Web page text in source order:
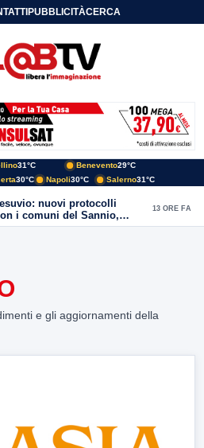
PUBBLICITÀCERCA
31°C Benevento29°C
30°C Napoli30°C Salerno31°C
nuovi protocolli
i comuni del Sannio,
con Arpaise
13 ORE FA
e gli aggiornamenti della